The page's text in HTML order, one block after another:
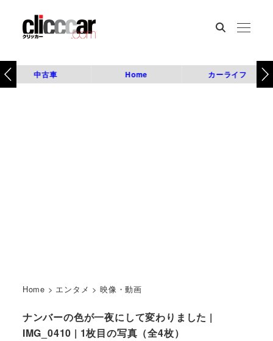
中古車 Home カーライフ
Home > エンタメ >映像・動画
ナンバーの色が一夜にして変わりました |
IMG_0410 | 1枚目の写真（全4枚）